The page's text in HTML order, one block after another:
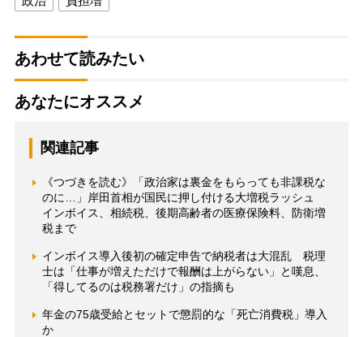
あわせて読みたい
あなたにオススメ
関連記事
《つづきを読む》「政治家は裏金をもらっても非課税な
のに…」岸田首相が国民に押し付ける大増税ラッシュ
インボイス、相続税、後期高齢者の医療保険料、防衛増
税まで
インボイス導入後初の確定申告で納税者は大混乱 税理
士は「仕事が増えただけで報酬は上がらない」と嘆息、
「得してるのは税務署だけ」の指摘も
年金の75歳受給とセットで懲罰的な「死亡消費税」導入
か